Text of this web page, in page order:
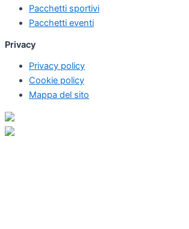
Pacchetti sportivi
Pacchetti eventi
Privacy
Privacy policy
Cookie policy
Mappa del sito